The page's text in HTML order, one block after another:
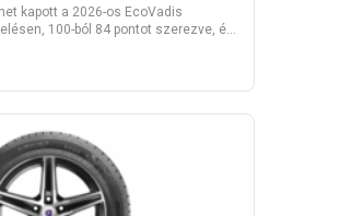
kapott a 2026-os EcoVadis
100-ból 84 pontot szerezve, és